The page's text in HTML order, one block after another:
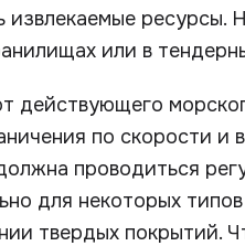
извлекаемые
или в
действующего
по скорости и
проводиться
для некоторых
твердых покрытий.